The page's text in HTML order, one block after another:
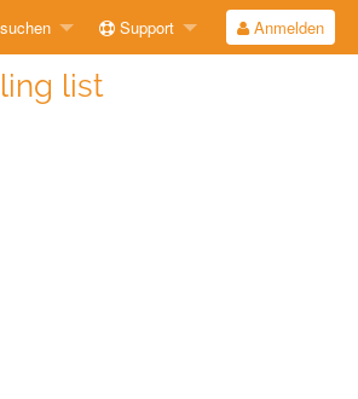
Support Anmelden
list